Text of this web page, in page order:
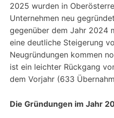
2025 wurden in
Unternehmen neu
gegenüber dem Jahr 2024
eine deutliche Steigerung
Neugründungen kommen
ist ein leichter Rückgang
dem Vorjahr (633
Die Gründungen im Jahr